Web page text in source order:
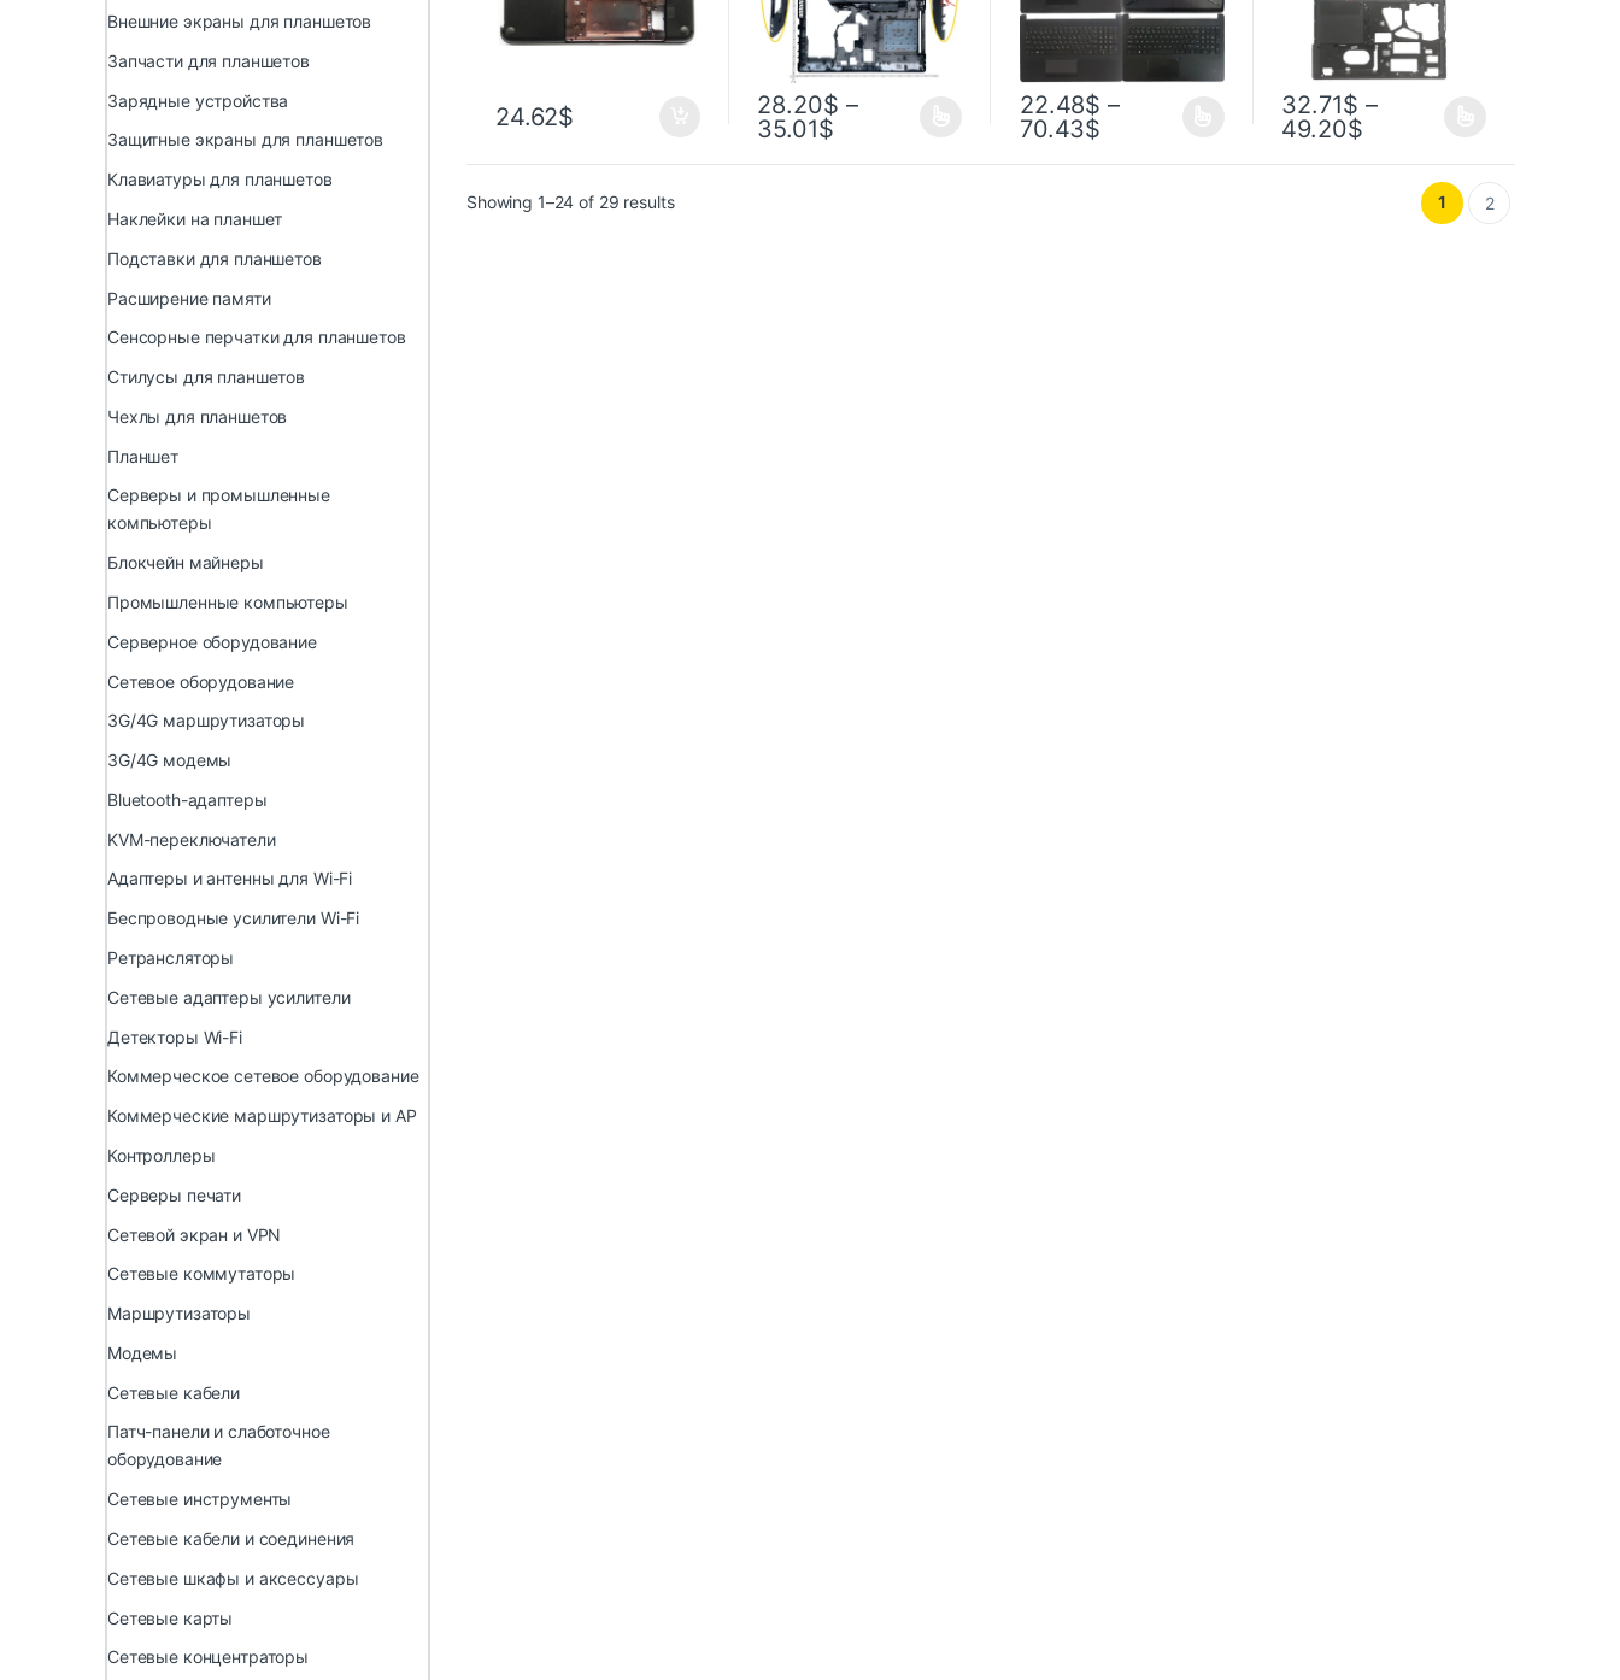
24.62$ 28.20$ –
35.01$
22.48$ –
70.43$
32.71$ –
49.20$
Showing 1–24 of 29 results 1 2
Внешние экраны для планшетов
Запчасти для планшетов
Зарядные устройства
Защитные экраны для планшетов
Клавиатуры для планшетов
Наклейки на планшет
Подставки для планшетов
Расширение памяти
Сенсорные перчатки для планшетов
Стилусы для планшетов
Чехлы для планшетов
Планшет
Серверы и промышленные
компьютеры
Блокчейн майнеры
Промышленные компьютеры
Серверное оборудование
Сетевое оборудование
3G/4G маршрутизаторы
3G/4G модемы
Bluetooth-адаптеры
KVM-переключатели
Адаптеры и антенны для Wi-Fi
Беспроводные усилители Wi-Fi
Ретрансляторы
Сетевые адаптеры усилители
Детекторы Wi-Fi
Коммерческое сетевое оборудование
Коммерческие маршрутизаторы и AP
Контроллеры
Серверы печати
Сетевой экран и VPN
Сетевые коммутаторы
Маршрутизаторы
Модемы
Сетевые кабели
Патч-панели и слаботочное
оборудование
Сетевые инструменты
Сетевые кабели и соединения
Сетевые шкафы и аксессуары
Сетевые карты
Сетевые концентраторы